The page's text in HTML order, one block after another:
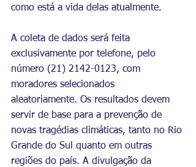
como está a vida delas atualmente.
A coleta de dados será feita
exclusivamente por telefone, pelo
número (21) 2142-0123, com
moradores selecionados
aleatoriamente. Os resultados devem
servir de base para a prevenção de
novas tragédias climáticas, tanto no Rio
Grande do Sul quanto em outras
regiões do país. A divulgação da